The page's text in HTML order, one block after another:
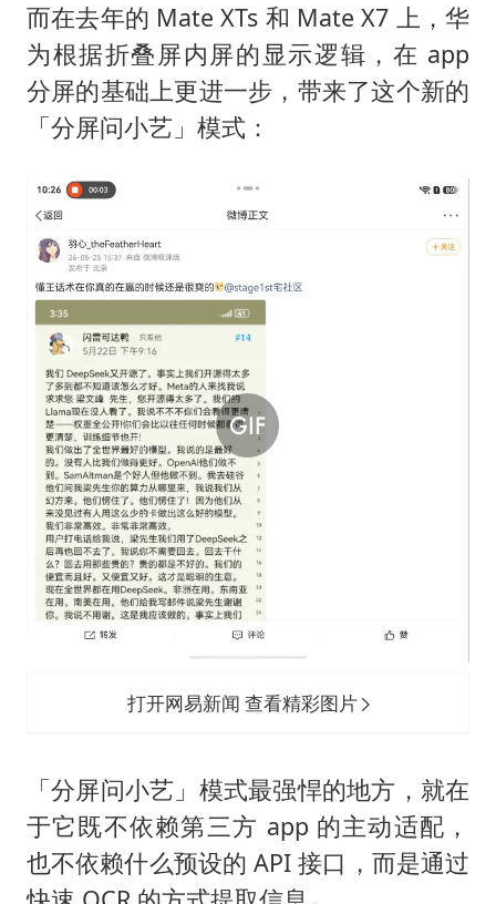
而在去年的 Mate XTs 和 Mate X7 上，华
为根据折叠屏内屏的显示逻辑，在 app
分屏的基础上更进一步，带来了这个新的
「分屏问小艺」模式：
打开网易新闻 查看精彩图片
「分屏问小艺」模式最强悍的地方，就在
于它既不依赖第三方 app 的主动适配，
也不依赖什么预设的 API 接口，而是通过